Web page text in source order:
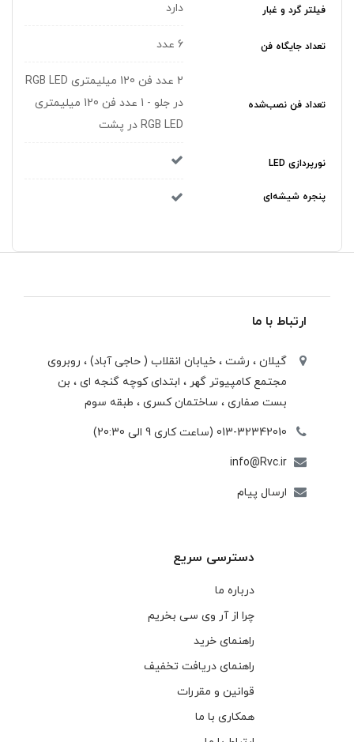
فیلتر گرد و غبار دارد
تعداد جایگاه‌ فن 6 عدد
تعداد فن نصب‌شده
2 عدد فن 120 میلیمتری RGB LED
در جلو - 1 عدد فن 120 میلیمتری
RGB LED در پشت
نورپردازی LED
پنجره شیشه‌ای
ارتباط با ما
گیلان ، رشت ، خيابان انقلاب ( حاجی آباد) ، روبروی
مجتمع كامپيوتر گهر ، ابتدای كوچه گنجه ای ، بن
بست صفاری ، ساختمان كسری ، طبقه سوم
013-32342010 (ساعت کاری 9 الی 20:30)
info@Rvc.ir
ارسال پیام
دسترسی سریع
درباره ما
چرا از آر وی سی بخریم
راهنمای خرید
راهنمای دریافت تخفیف
قوانین و مقررات
همکاری با ما